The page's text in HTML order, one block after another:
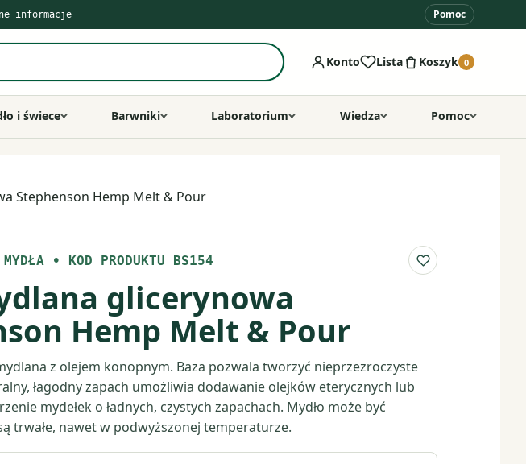
informacje Pomoc
Konto Lista Koszyk 0
i świece Barwniki Laboratorium Wiedza Pomoc
Stephenson Hemp Melt & Pour
• KOD PRODUKTU BS154 Do listy
glicerynowa
Hemp Melt & Pour
z olejem konopnym. Baza pozwala tworzyć nieprzezroczyste
łagodny zapach umożliwia dodawanie olejków eterycznych lub
mydełek o ładnych, czystych zapachach. Mydło może być
trwałe, nawet w podwyższonej temperaturze.